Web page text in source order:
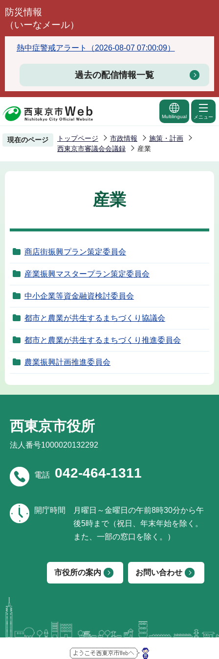
こ
頭
で
防災情報
（いーなメール）
熱中症警戒アラート（2026-08-07 07:00:09）
過去の配信情報一覧
Multilingual メニュー
現在のページ トップページ 市政情報
施策・計画
西東京市審議会会議録
産業
産業
商店街振興プラン策定委員会
産業振興マスタープラン策定委員会
中小企業等資金融資検討委員会
都市と農業が共生するまちづくり協議会
都市と農業が共生するまちづくり推進委員会
農業振興計画推進委員会
西東京市役所
法人番号1000020132292
電話 042-464-1311
開庁時間
月曜日～金曜日の午前8時30分から午
後5時まで（祝日、年末年始を除く。
また、一部の窓口を除く。）
市役所の案内 お問い合わせ